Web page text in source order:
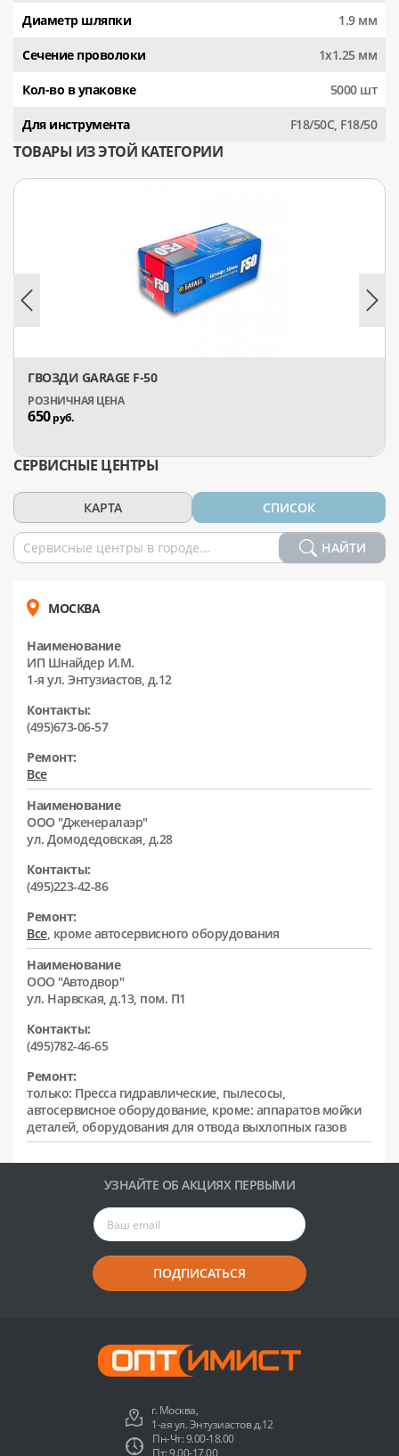
Диаметр шляпки 1.9 мм
Сечение проволоки 1x1.25 мм
Кол-во в упаковке 5000 шт
Для инструмента F18/50C, F18/50
ТОВАРЫ ИЗ ЭТОЙ КАТЕГОРИИ
ГВОЗДИ GARAGE F-50
650руб.
СЕРВИСНЫЕ ЦЕНТРЫ
КАРТА СПИСОК
НАЙТИ
МОСКВА
Наименование
ИП Шнайдер И.М.
1-я ул. Энтузиастов, д.12
Контакты:
(495)673-06-57
Ремонт:
Все
Наименование
ООО "Дженералаэр"
ул. Домодедовская, д.28
Контакты:
(495)223-42-86
Ремонт:
Все, кроме автосервисного оборудования
Наименование
ООО "Автодвор"
ул. Нарвская, д.13, пом. П1
Контакты:
(495)782-46-65
Ремонт:
только: Пресса гидравлические, пылесосы,
автосервисное оборудование, кроме: аппаратов мойки
деталей, оборудования для отвода выхлопных газов
УЗНАЙТЕ ОБ АКЦИЯХ ПЕРВЫМИ
ПОДПИСАТЬСЯ
г. Москва,
1-ая ул. Энтузиастов д.12
Пн-Чт: 9.00-18.00
Пт: 9.00-17.00